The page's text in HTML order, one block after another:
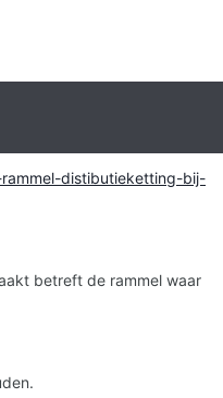
distibutieketting-bij-
betreft de rammel waar